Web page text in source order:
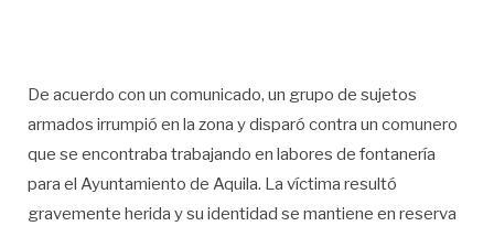
De acuerdo con un comunicado, un grupo de sujetos
armados irrumpió en la zona y disparó contra un comunero
que se encontraba trabajando en labores de fontanería
para el Ayuntamiento de Aquila. La víctima resultó
gravemente herida y su identidad se mantiene en reserva